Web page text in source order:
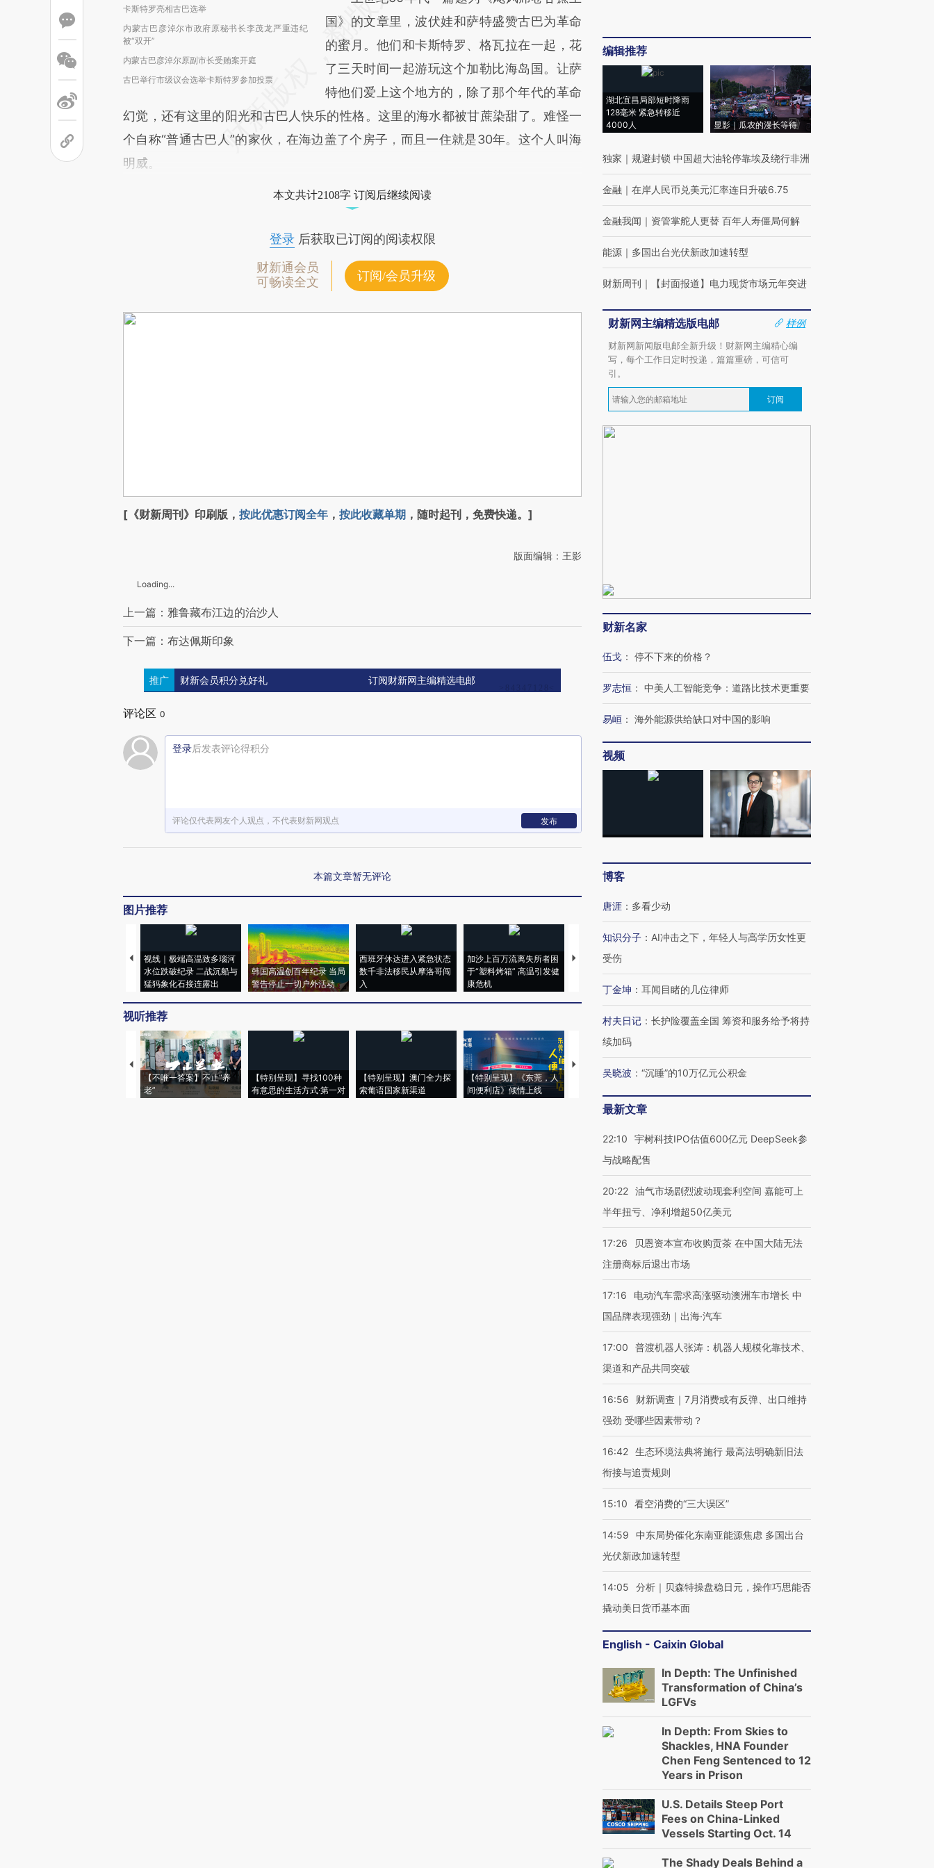
卡斯特罗亮相古巴选举
内蒙古巴彦淖尔市政府原秘书长李茂龙严重违纪
被“双开”
内蒙古巴彦淖尔原副市长受贿案开庭
古巴举行市级议会选举卡斯特罗参加投票
国》的文章里，波伏娃和萨特盛赞古巴为革命
的蜜月。他们和卡斯特罗、格瓦拉在一起，花
了三天时间一起游玩这个加勒比海岛国。让萨
特他们爱上这个地方的，除了那个年代的革命
幻觉，还有这里的阳光和古巴人快乐的性格。这里的海水都被甘蔗染甜了。难怪一
个自称“普通古巴人”的家伙，在海边盖了个房子，而且一住就是30年。这个人叫海
明威。
本文共计2108字 订阅后继续阅读
登录后获取已订阅的阅读权限
财新通会员
可畅读全文
订阅/会员升级
[《财新周刊》印刷版， 按此优惠订阅全年 ， 按此收藏单期 ，随时起刊，免费快递。]
版面编辑：王影
Loading...
上一篇：雅鲁藏布江边的治沙人
下一篇：布达佩斯印象
推广 财新会员积分兑好礼 订阅财新网主编精选电邮
评论区 0
登录后发表评论得积分
评论仅代表网友个人观点，不代表财新网观点 发布
本篇文章暂无评论
图片推荐
视线｜极端高温致多瑙河
水位跌破纪录 二战沉船与
猛犸象化石接连露出
韩国高温创百年纪录 当局
警告停止一切户外活动
西班牙休达进入紧急状态
数千非法移民从摩洛哥闯
入
加沙上百万流离失所者困
于“塑料烤箱” 高温引发健
康危机
视线｜HYROX的吸金
术：是什么让中产们甘
心“花钱找虐”？
粒摇头丸 尿检体内含3种
毒品
度Z世代 用街头抗争将教
视听推荐
【不唯一答案】不止“养
老”
【特别呈现】寻找100种
有意思的生活方式·第一对
【特别呈现】澳门全力探
索葡语国家新渠道
【特别呈现】《东莞，人
间便利店》倾情上线
【推广】走进第四届链博
会，让数智科技“链”接产
【特别呈现】寻找100种
编辑推荐
湖北宜昌局部短时降雨
128毫米 紧急转移近
4000人
显影｜瓜农的漫长等待
独家 ｜ 规避封锁 中国超大油轮停靠埃及绕行非洲
金融 ｜ 在岸人民币兑美元汇率连日升破6.75
金融我闻 ｜ 资管掌舵人更替 百年人寿僵局何解
能源 ｜ 多国出台光伏新政加速转型
财新周刊 ｜ 【封面报道】电力现货市场元年突进
财新网主编精选版电邮
样例
财新网新闻版电邮全新升级！财新网主编精心编
写，每个工作日定时投递，篇篇重磅，可信可
引。
订阅
财新名家
伍戈 ： 停不下来的价格？
罗志恒 ： 中美人工智能竞争：道路比技术更重要
易峘 ： 海外能源供给缺口对中国的影响
视频
博客
唐涯 ： 多看少动
知识分子 ： AI冲击之下，年轻人与高学历女性更
受伤
丁金坤 ： 耳闻目睹的几位律师
村夫日记 ： 长护险覆盖全国 筹资和服务给予将持
续加码
吴晓波 ： “沉睡”的10万亿元公积金
最新文章
22:10
宇树科技IPO估值600亿元 DeepSeek参
与战略配售
20:22 油气市场剧烈波动现套利空间 嘉能可上
半年扭亏、净利增超50亿美元
17:26
贝恩资本宣布收购贡茶 在中国大陆无法
注册商标后退出市场
17:16
电动汽车需求高涨驱动澳洲车市增长 中
国品牌表现强劲｜出海·汽车
17:00
普渡机器人张涛：机器人规模化靠技术、
渠道和产品共同突破
16:56
财新调查｜7月消费或有反弹、出口维持
强劲 受哪些因素带动？
16:42 生态环境法典将施行 最高法明确新旧法
衔接与追责规则
15:10 看空消费的“三大误区”
14:59
中东局势催化东南亚能源焦虑 多国出台
光伏新政加速转型
14:05
分析｜贝森特操盘稳日元，操作巧思能否
撬动美日货币基本面
English - Caixin Global
In Depth: The Unfinished
Transformation of China’s
LGFVs
In Depth: From Skies to
Shackles, HNA Founder
Chen Feng Sentenced to 12
Years in Prison
U.S. Details Steep Port
Fees on China-Linked
Vessels Starting Oct. 14
The Shady Deals Behind a